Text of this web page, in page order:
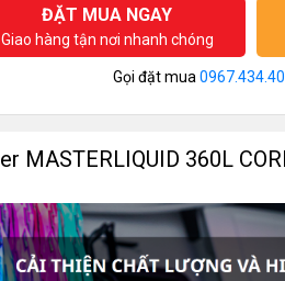
ĐẶT MUA NGAY
Giao hàng tận nơi nhanh chóng
Gọi đặt mua
MASTERLIQUID 360L